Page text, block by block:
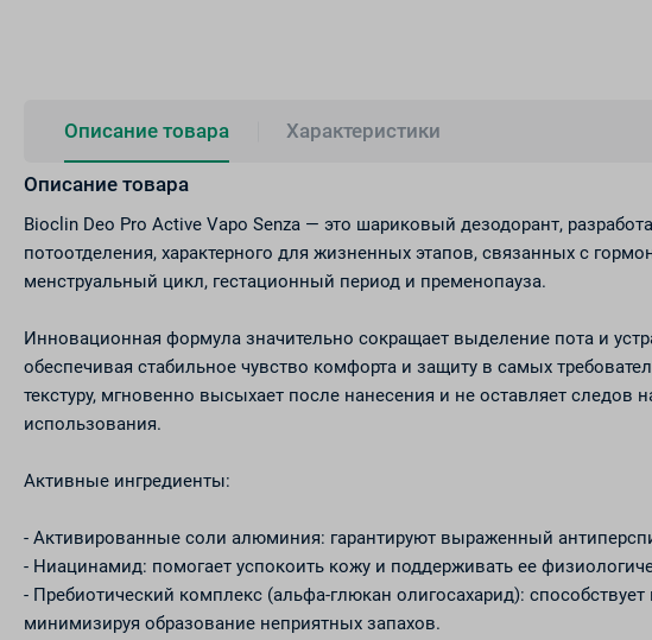
Описание товара Характеристики
Описание товара
Bioclin Deo Pro Active Vapo Senza — это шариковый дезодорант,
потоотделения, характерного для жизненных этапов, связанных с
менструальный цикл, гестационный период и пременопауза.
Инновационная формула значительно сокращает выделение пота и
обеспечивая стабильное чувство комфорта и защиту в самых
текстуру, мгновенно высыхает после нанесения и не оставляет
использования.
Активные ингредиенты:
- Активированные соли алюминия: гарантируют выраженный
- Ниацинамид: помогает успокоить кожу и поддерживать ее
- Пребиотический комплекс (альфа-глюкан олигосахарид):
минимизируя образование неприятных запахов.